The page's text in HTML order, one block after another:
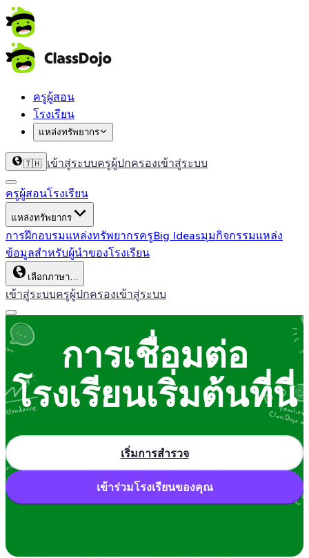
ครูผู้สอน
โรงเรียน
แหล่งทรัพยากร
🇹🇭 เข้าสู่ระบบครูผู้ปกครองเข้าสู่ระบบ
ครูผู้สอนโรงเรียน
แหล่งทรัพยากร
การฝึกอบรมแหล่งทรัพยากรครูBig Ideasมุมกิจกรรมแหล่ง
ข้อมูลสำหรับผู้นำของโรงเรียน
เลือกภาษา…
เข้าสู่ระบบครูผู้ปกครองเข้าสู่ระบบ
การเชื่อมต่อ
โรงเรียนเริ่มต้นที่นี่
เริ่มการสำรวจ
เข้าร่วมโรงเรียนของคุณ